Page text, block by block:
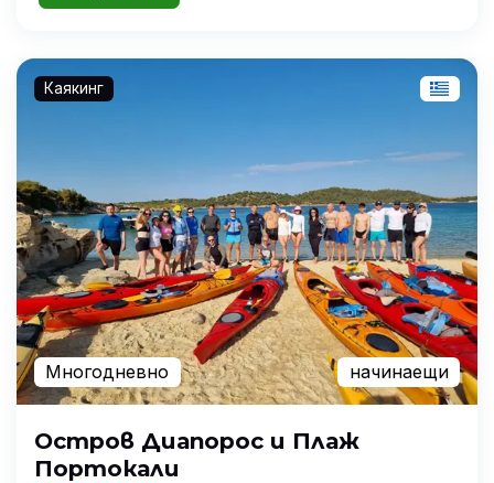
Каякинг
Многодневно начинаещи
Остров Диапорос и Плаж
Портокали